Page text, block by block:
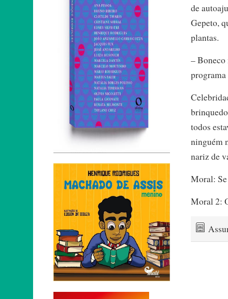
de
Gepeto,
plantas.
– Boneco
todos
ninguém
nariz de
Moral:
Moral 2: